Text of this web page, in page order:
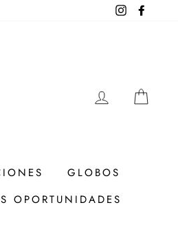
Instagram
INGRESAR
GLOBOS
OPORTUNIDADES